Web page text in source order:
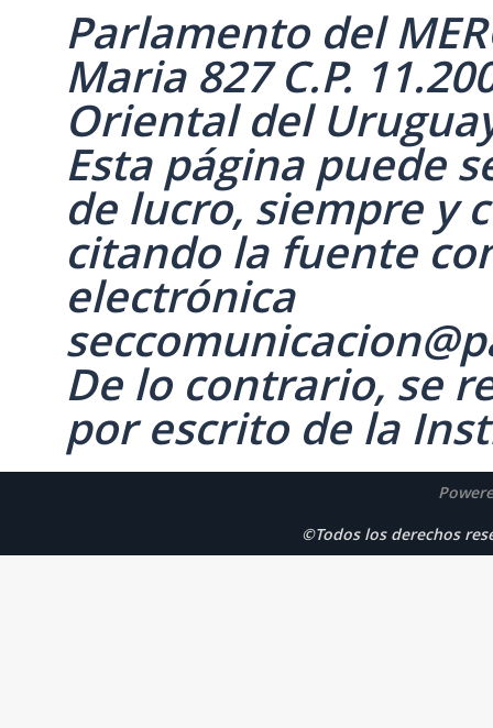
Parlamento del
Maria 827 C.P.
Oriental del
Esta página puede
de lucro, siempre y
citando la fuente
electrónica
De lo contrario, se
por escrito de la
©Todos los derechos